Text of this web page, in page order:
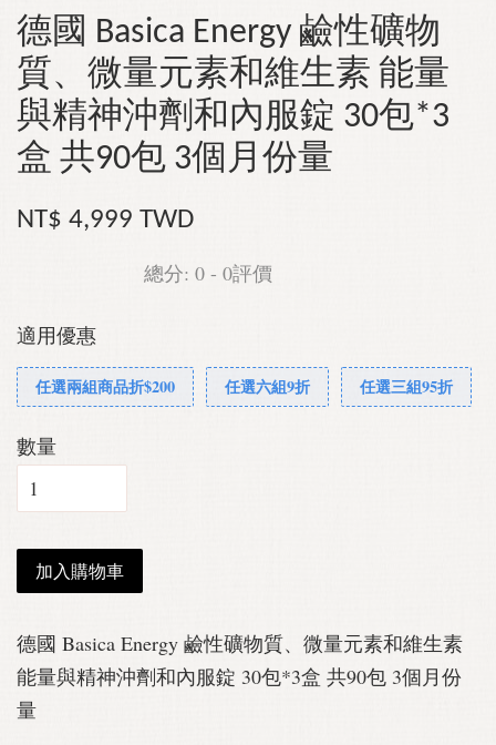
德國 Basica Energy 鹼性礦物
質、微量元素和維生素 能量
與精神沖劑和內服錠 30包*3
盒 共90包 3個月份量
NT$ 4,999 TWD
總分: 0 - 0評價
適用優惠
任選兩組商品折$200 任選六組9折 任選三組95折
數量
加入購物車
德國 Basica Energy 鹼性礦物質、微量元素和維生素
能量與精神沖劑和內服錠 30包*3盒 共90包 3個月份
量